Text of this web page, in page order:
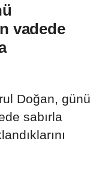
vadede
Doğan, günü
sabırla